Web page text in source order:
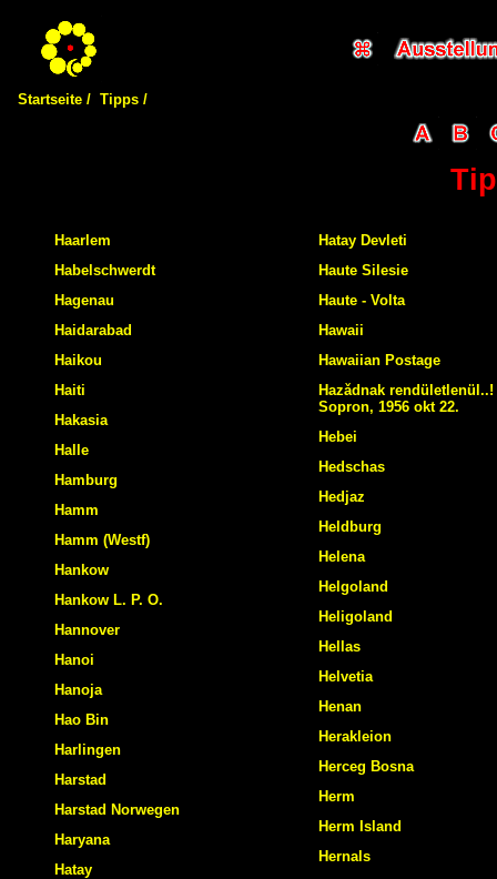
Startseite / Tipps /
Haarlem
Habelschwerdt
Hagenau
Haidarabad
Haikou
Haiti
Hakasia
Halle
Hamburg
Hamm
Hamm (Westf)
Hankow
Hankow L. P. O.
Hannover
Hanoi
Hanoja
Hao Bin
Harlingen
Harstad
Harstad Norwegen
Haryana
Hatay
Hatay Devleti
Haute Silesie
Haute - Volta
Hawaii
Hawaiian Postage
Hazǎdnak rendületlenül..!
Sopron, 1956 okt 22.
Hebei
Hedschas
Hedjaz
Heldburg
Helena
Helgoland
Heligoland
Hellas
Helvetia
Henan
Herakleion
Herceg Bosna
Herm
Herm Island
Hernals